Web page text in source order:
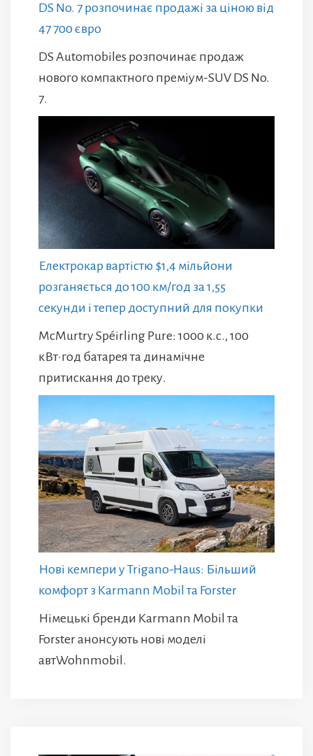
DS No. 7 розпочинає продажі за ціною від
47 700 євро
DS Automobiles розпочинає продаж
нового компактного преміум-SUV DS No.
7.
Електрокар вартістю $1,4 мільйони
розганяється до 100 км/год за 1,55
секунди і тепер доступний для покупки
McMurtry Spéirling Pure: 1000 к.с., 100
кВт·год батарея та динамічне
притискання до треку.
Нові кемпери у Trigano-Haus: Більший
комфорт з Karmann Mobil та Forster
Німецькі бренди Karmann Mobil та
Forster анонсують нові моделі
автWohnmobil.